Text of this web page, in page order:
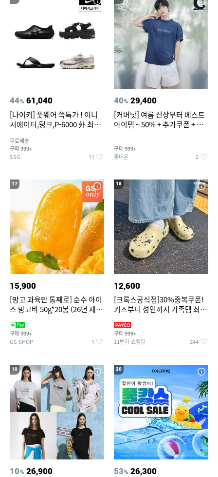
44% 61,040
[나이키] 풋웨어 쓱특가 ! 이니
시에이터,덩크,P-6000 外 최대
무료배송
구매 999+
SSG 11
40% 29,400
[커버낫] 여름 신상부터 베스트
아이템 ~ 50% + 추가쿠폰 + 카
구매 999+
롯데온 2
17
15,900
[망고 과육만 통째로] 순수 아이
스 망고바 50g*20봉 (26년 제
구매 999+
GS SHOP 1
18
12,600
[크록스공식점]30%중복쿠폰!
키즈부터 성인까지 가족템 최대
구매 999+
11번가 쇼킹딜 244
19
10% 26,900
20
53% 26,300